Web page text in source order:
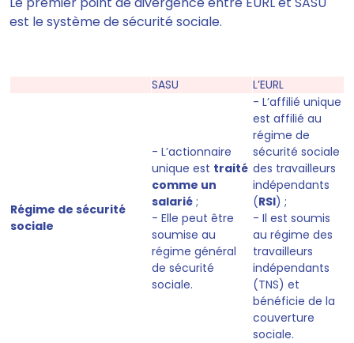
est le système desécurité sociale.
SASU L’EURL
Régime de sécurité
sociale
- L’actionnaire
unique est traité
comme un
salarié ;
- Elle peut être
soumise au
régime général
de sécurité
sociale.
- L’affilié unique
est affilié au
régime de
sécurité sociale
des travailleurs
indépendants
(RSI) ;
- Il est soumis
au régime des
travailleurs
indépendants
(TNS) et
bénéficie de la
couverture
sociale.